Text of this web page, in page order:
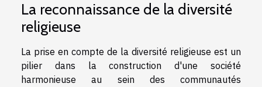
La reconnaissance de la diversité
religieuse
La prise en compte de la diversité religieuse est un
pilier dans la construction d'une société
harmonieuse au sein des communautés